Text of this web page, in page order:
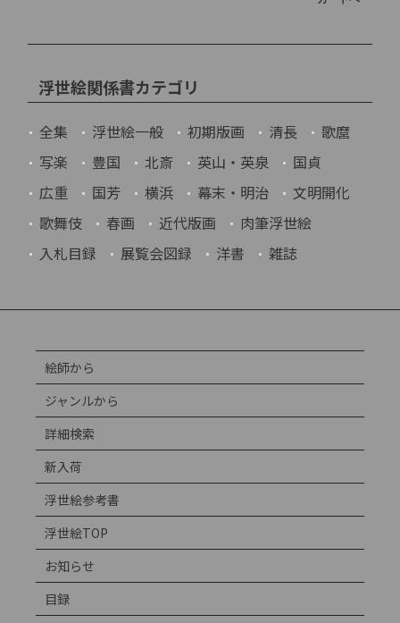
浮世絵関係書カテゴリ
全集 浮世絵一般 初期版画 清長
歌麿
写楽
豊国 北斎 英山・英泉
国貞
広重
国芳 横浜 幕末・明治
文明開化
歌舞伎
春画 近代版画
肉筆浮世絵
入札目録
展覧会図録 洋書 雑誌
絵師から
ジャンルから
詳細検索
新入荷
浮世絵参考書
浮世絵TOP
お知らせ
目録